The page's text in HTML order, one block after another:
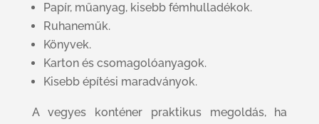
Papír, műanyag, kisebb fémhulladékok.
Ruhaneműk.
Könyvek.
Karton és csomagolóanyagok.
Kisebb építési maradványok.
A vegyes konténer praktikus megoldás, ha